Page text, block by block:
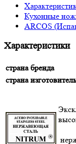
Кухонные
ARCOS
Характеристики
страна бренда
страна изготовитель